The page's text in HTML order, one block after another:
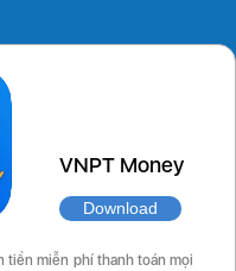
VNPT Money
Download
tiền miễn phí thanh toán mọi